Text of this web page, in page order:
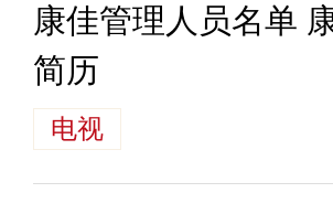
康佳管理人员名单
简历
电视